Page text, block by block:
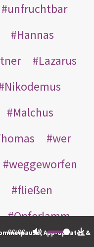
00:00
App-Updates &
unfruchtbar
Hannas
Lazarus
Nikodemus
Malchus
wer
weggeworfen
fließen
Opferlamm
jüdischen